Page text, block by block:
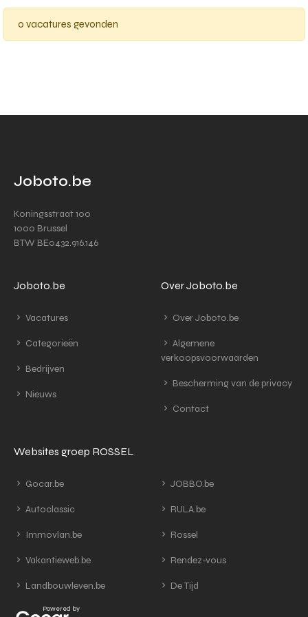
0 vacatures gevonden
Joboto.be
Koningsstraat 100
1000 Brussel
BTW BE0432.916.146
Joboto.be
Vacatures
Categorieën
Bedrijven
Nieuws
Over Joboto.be
Over Joboto.be
Algemene
verkoopsvoorwaarden
Bescherming van de privacy
Contact
Websites groep ROSSEL
Gocar.be
Autoclassic
Immovlan.be
Vakantieweb.be
Landbouwleven.be
JOBBO.be
RULA.be
Rossel
Rendez-vous
De Tijd
Powered by